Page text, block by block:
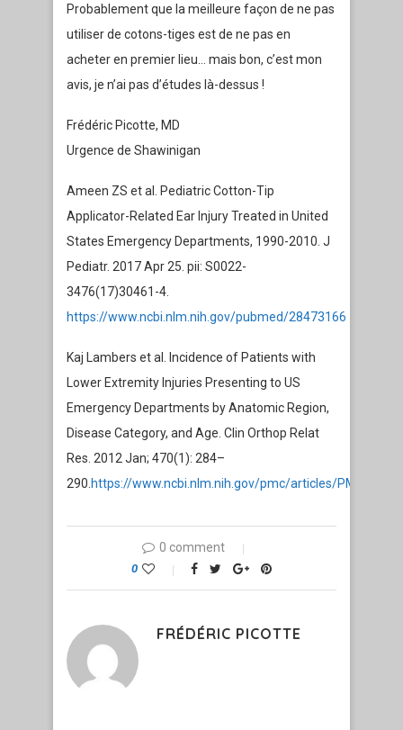
Probablement que la meilleure façon de ne pas
utiliser de cotons-tiges est de ne pas en
acheter en premier lieu… mais bon, c’est mon
avis, je n’ai pas d’études là-dessus !
Frédéric Picotte, MD
Urgence de Shawinigan
Ameen ZS et al. Pediatric Cotton-Tip
Applicator-Related Ear Injury Treated in United
States Emergency Departments, 1990-2010. J
Pediatr. 2017 Apr 25. pii: S0022-
3476(17)30461-4.
https://www.ncbi.nlm.nih.gov/pubmed/28473166
Kaj Lambers et al. Incidence of Patients with
Lower Extremity Injuries Presenting to US
Emergency Departments by Anatomic Region,
Disease Category, and Age. Clin Orthop Relat
Res. 2012 Jan; 470(1): 284–
290.https://www.ncbi.nlm.nih.gov/pmc/articles/
0 comment
0
FRÉDÉRIC PICOTTE